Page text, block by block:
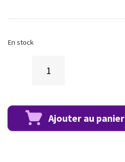
En stock
Ajouter au panier